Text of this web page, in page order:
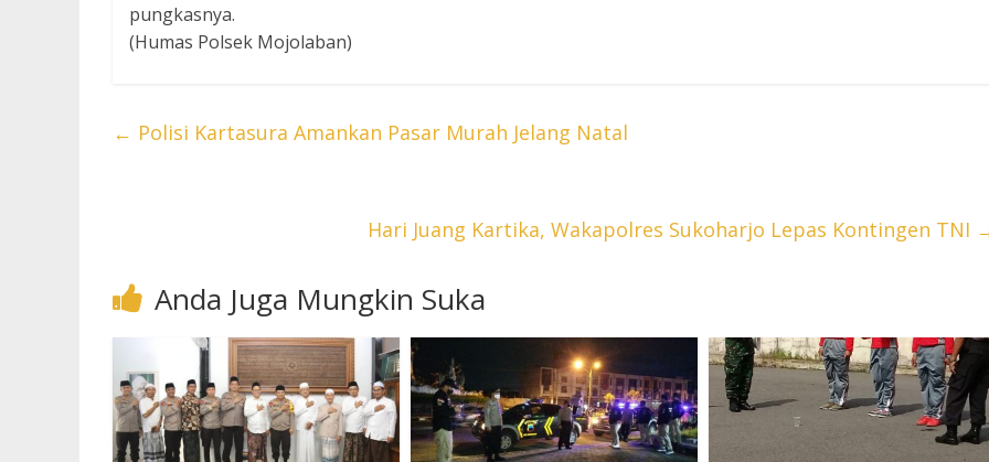
pungkasnya.
(Humas Polsek Mojolaban)
← Polisi Kartasura Amankan Pasar Murah Jelang Natal
Hari Juang Kartika, Wakapolres Sukoharjo Lepas Kontingen TNI
Anda Juga Mungkin Suka